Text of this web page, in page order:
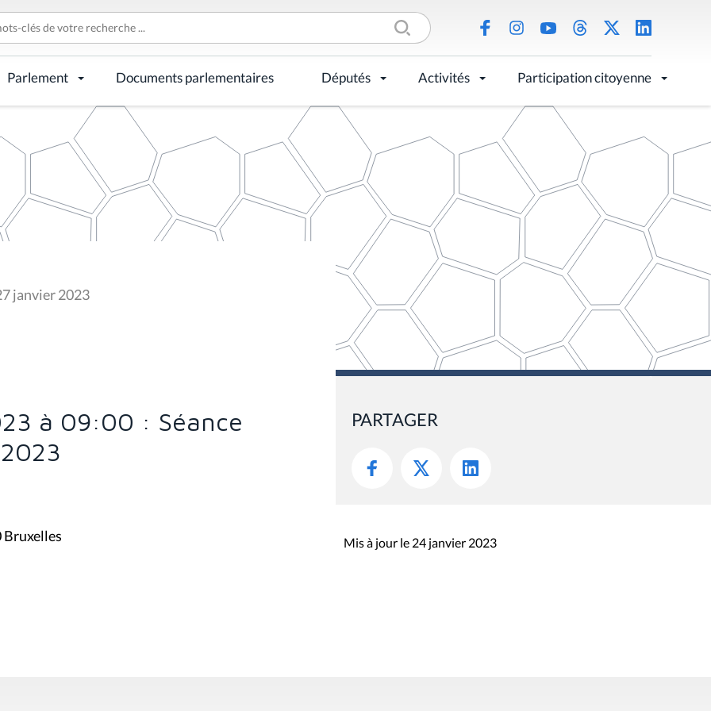
Parlement Documents parlementaires Députés Activités Participation citoyenne
janvier 2023
à 09:00 : Séance
Bruxelles
PARTAGER
Mis à jour le 24 janvier 2023